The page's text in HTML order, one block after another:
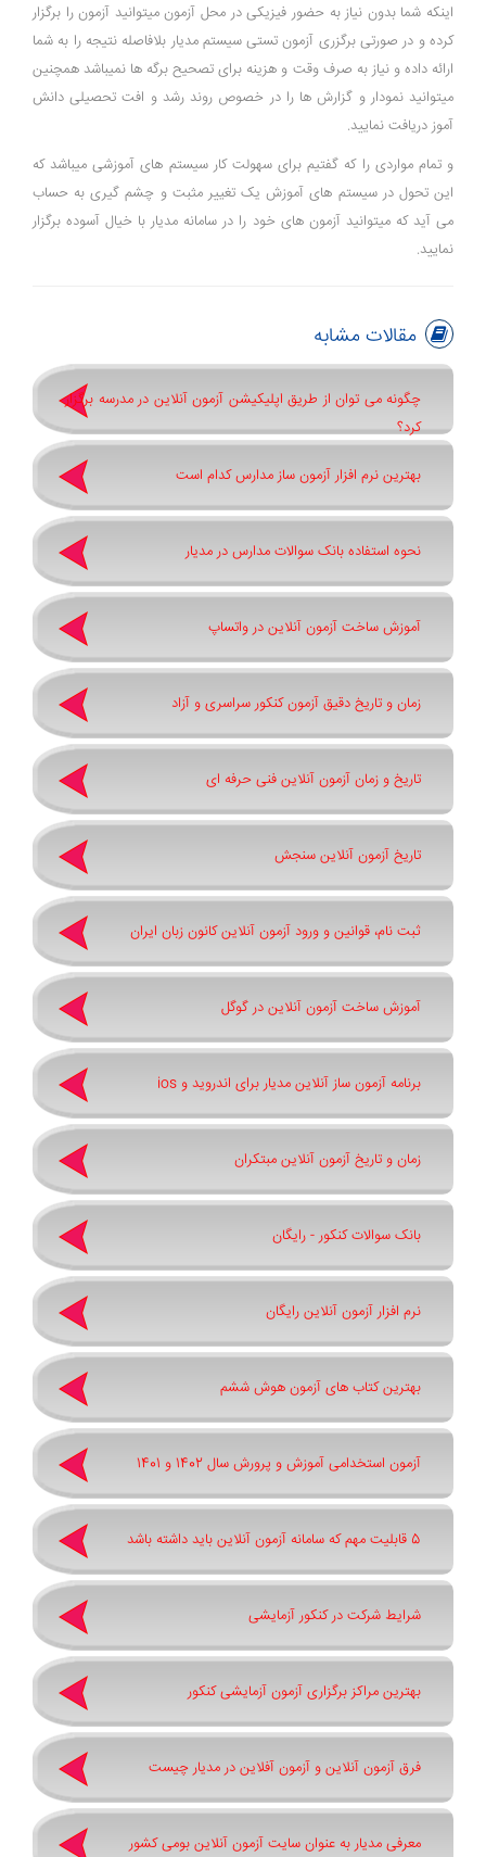
اینکه شما بدون نیاز به حضور فیزیکی در محل آزمون میتوانید آزمون را برگزار
کرده و در صورتی برگزری آزمون تستی سیستم مدیار بلافاصله نتیجه را به شما
ارائه داده و نیاز به صرف وقت و هزینه برای تصحیح برگه ها نمیباشد همچنین
میتوانید نمودار و گزارش ها را در خصوص روند رشد و افت تحصیلی دانش
آموز دریافت نمایید.
و تمام مواردی را که گفتیم برای سهولت کار سیستم های آموزشی میباشد که
این تحول در سیستم های آموزش یک تغییر مثبت و چشم گیری به حساب
می آید که میتوانید آزمون های خود را در سامانه مدیار با خیال آسوده برگزار
نمایید.
مقالات مشابه
چگونه می توان از طریق اپلیکیشن آزمون آنلاین در مدرسه برگزار
کرد؟
بهترین نرم افزار آزمون ساز مدارس کدام است
نحوه استفاده بانک سوالات مدارس در مدیار
آموزش ساخت آزمون آنلاین در واتساپ
زمان و تاریخ دقیق آزمون کنکور سراسری و آزاد
تاریخ و زمان آزمون آنلاین فنی حرفه ای
تاریخ آزمون آنلاین سنجش
ثبت نام، قوانین و ورود آزمون آنلاین کانون زبان ایران
آموزش ساخت آزمون آنلاین در گوگل
برنامه آزمون ساز آنلاین مدیار برای اندروید و ios
زمان و تاریخ آزمون آنلاین مبتکران
بانک سوالات کنکور - رایگان
نرم افزار آزمون آنلاین رایگان
بهترین کتاب های آزمون هوش ششم
آزمون استخدامی آموزش و پرورش سال 1402 و 1401
5 قابلیت مهم که سامانه آزمون آنلاین باید داشته باشد
شرایط شرکت در کنکور آزمایشی
بهترین مراکز برگزاری آزمون آزمایشی کنکور
فرق آزمون آنلاین و آزمون آفلاین در مدیار چیست
معرفی مدیار به عنوان سایت آزمون آنلاین بومی کشور